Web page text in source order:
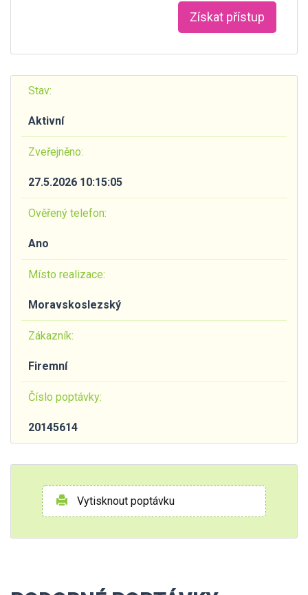
Získat přístup
Stav:
Aktivní
Zveřejněno:
27.5.2026 10:15:05
Ověřený telefon:
Ano
Místo realizace:
Moravskoslezský
Zákazník:
Firemní
Číslo poptávky:
20145614
Vytisknout poptávku